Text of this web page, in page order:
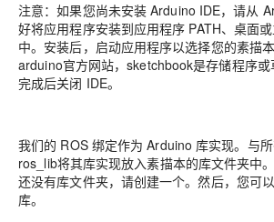
注意：如果您尚未安装 Arduino IDE，请从
好将应用程序安装到应用程序 PATH、桌面
中。安装后，启动应用程序以选择您的素描
arduino官方网站，sketchbook是存储程序或
完成后关闭 IDE。
我们的 ROS 绑定作为 Arduino 库实现。与所
ros_lib将其库实现放入素描本的库文件夹中
还没有库文件夹，请创建一个。然后，您可
库。